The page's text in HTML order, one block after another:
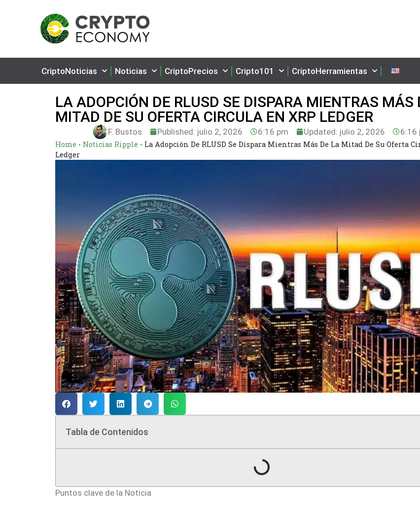
CriptoNoticias Noticias CriptoPrecios Cripto101 CriptoHerramientas
LA ADOPCIÓN DE RLUSD SE DISPARA MIENTRAS MÁS
MITAD DE SU OFERTA CIRCULA EN XRP LEDGER
F. Bustos Published: julio 2, 2026 6:16 pm Updated: julio 2, 2026 6:16
Home - Noticias Ripple - La Adopción De RLUSD Se Dispara Mientras Más De La Mitad De Su Oferta
Ledger
Tabla de Contenidos
Puntos clave de la Noticia